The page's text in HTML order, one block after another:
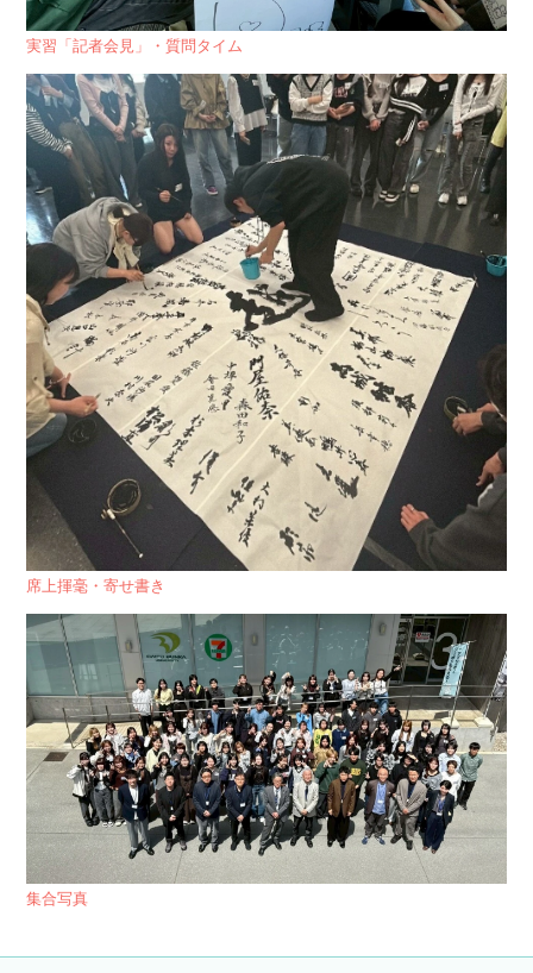
実習「記者会見」・質問タイム
席上揮毫・寄せ書き
集合写真